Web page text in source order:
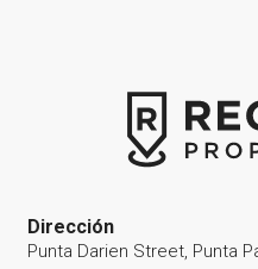
Dirección
Punta Darien Street, Punta